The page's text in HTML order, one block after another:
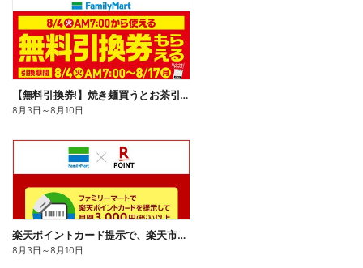
【無料引換券!】焼き麺買うとお茶引換券貰える!
8月3日 ～8月10日
楽天ポイントカード提示で、楽天市場でのお買い物がおトクに!
8月3日 ～8月10日